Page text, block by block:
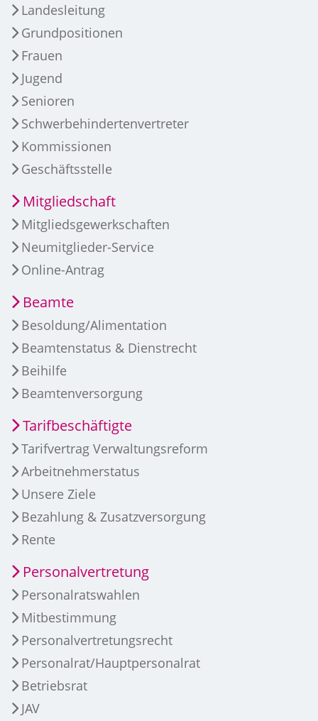
Landesleitung
Grundpositionen
Frauen
Jugend
Senioren
Schwerbehindertenvertreter
Kommissionen
Geschäftsstelle
Mitgliedschaft
Mitgliedsgewerkschaften
Neumitglieder-Service
Online-Antrag
Beamte
Besoldung/Alimentation
Beamtenstatus & Dienstrecht
Beihilfe
Beamtenversorgung
Tarifbeschäftigte
Tarifvertrag Verwaltungsreform
Arbeitnehmerstatus
Unsere Ziele
Bezahlung & Zusatzversorgung
Rente
Personalvertretung
Personalratswahlen
Mitbestimmung
Personalvertretungsrecht
Personalrat/Hauptpersonalrat
Betriebsrat
JAV